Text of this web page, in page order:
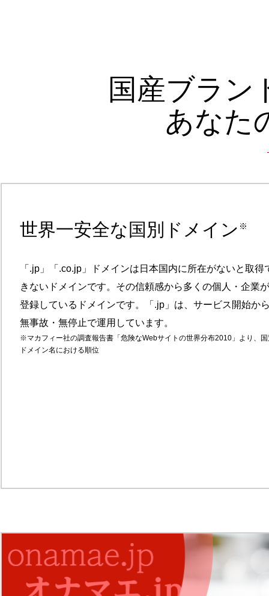
国産ブラン
あなた
世界一安全な国別ドメイン ※
「.jp」「.co.jp」ドメインは日本国内に所在がないと取得
きないドメインです。その信頼感から多くの個人・企業が
登録しているドメインです。「.jp」は、サービス開始か
無事故・無停止で運用しています。
※マカフィー社の調査報告書「危険なWebサイトの世界分布2010」より、国
ドメイン名における順位